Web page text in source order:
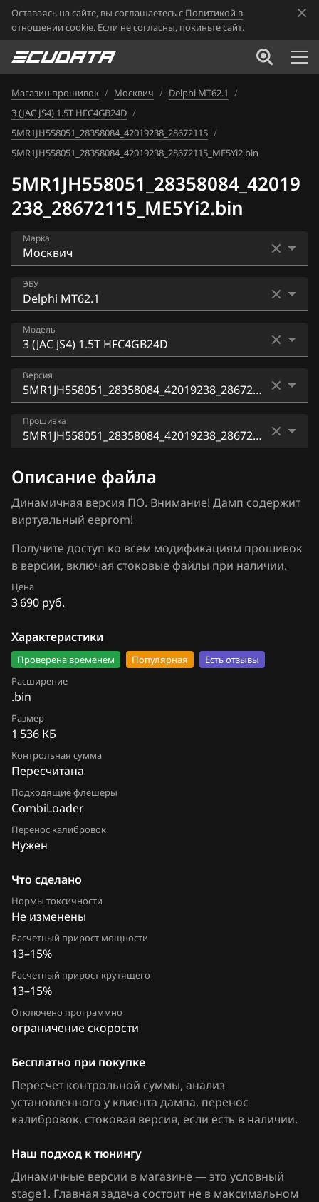
Оставаясь на сайте, вы соглашаетесь с Политикой в
отношении cookie. Если не согласны, покиньте сайт.
Магазин прошивок / Москвич / Delphi MT62.1 /
3 (JAC JS4) 1.5T HFC4GB24D /
5MR1JH558051_28358084_42019238_28672115 /
5MR1JH558051_28358084_42019238_28672115_ME5Yi2.bin
5MR1JH558051_28358084_42019
238_28672115_ME5Yi2.bin
Марка
Acura
Alfa Romeo
ATLAS
BAIC
BAW
Bentley
BMW
Brilliance
Cadillac
Changan
Chery
Chevrolet
Citroen
Dacia
Daewoo
Derways
Dodge
Dongfeng
Exeed
FAW
Fiat
Forthing
Foton
Genesis
ЭБУ
Bosch_MG1US008 (Bosch_MG1UA008)
Delphi MT62.1
LEC4GD
Модель
3 (JAC JS4) 1.5T HFC4GB24D
Версия
5MR1JH548031_28358084_42017559_28672115
5MR1JH558051_28358084_42019238_28672115
Прошивка
E2Yi12.bin
5MR1JH558051_28358084_42019238_28672115_M
E2Yi2CNG.bin
5MR1JH558051_28358084_42019238_28672115_M
E5Yi2.bin
5MR1JH558051_28358084_42019238_28672115_SE
5MR1JH558051_28358084_42019238_28672115_SE
5.bin
Описание файла
Динамичная версия ПО. Внимание! Дамп содержит
виртуальный eeprom!
Получите доступ ко всем модификациям прошивок
в версии, включая стоковые файлы при наличии.
Цена
3 690 руб.
Характеристики
Проверена временем Популярная
Есть отзывы
Расширение
.bin
Размер
1 536 КБ
Контрольная сумма
Пересчитана
Подходящие флешеры
CombiLoader
Перенос калибровок
Нужен
Что сделано
Нормы токсичности
Не изменены
Расчетный прирост мощности
13–15%
Расчетный прирост крутящего
13–15%
Отключено программно
ограничение скорости
Бесплатно при покупке
Пересчет контрольной суммы, анализ
установленного у клиента дампа, перенос
калибровок, стоковая версия, если есть в наличии.
Наш подход к тюнингу
Динамичные версии в магазине — это условный
stage1. Главная задача состоит не в максимальном